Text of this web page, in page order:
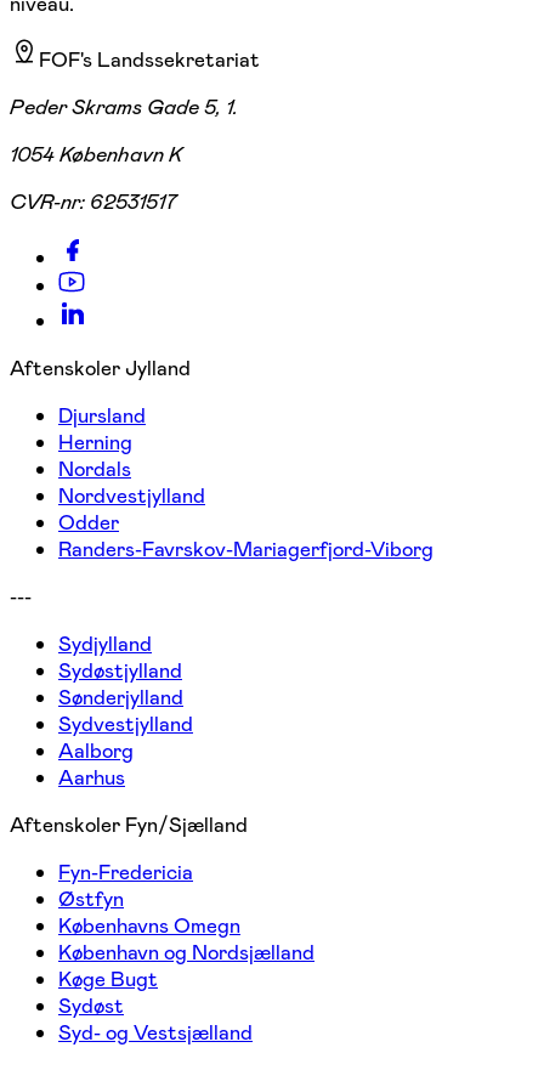
FOF's Landssekretariat
Peder Skrams Gade 5, 1.
1054 København K
CVR-nr: 62531517
Aftenskoler Jylland
Djursland
Herning
Nordals
Nordvestjylland
Odder
Randers-Favrskov-Mariagerfjord-Viborg
---
Sydjylland
Sydøstjylland
Sønderjylland
Sydvestjylland
Aalborg
Aarhus
Aftenskoler Fyn/Sjælland
Fyn-Fredericia
Østfyn
Københavns Omegn
København og Nordsjælland
Køge Bugt
Sydøst
Syd- og Vestsjælland